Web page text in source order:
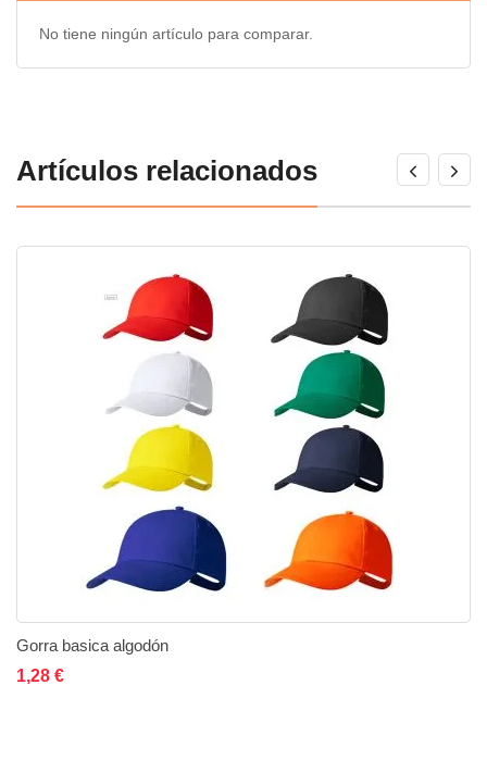
No tiene ningún artículo para comparar.
Artículos relacionados
Gorra basica algodón
1,28 €